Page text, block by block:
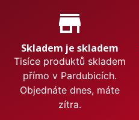
Proč nakupovat u nás?
store_mall_directory
Skladem je skladem
Tisíce produktů skladem
přímo v Pardubicích.
Objednáte dnes, máte
zítra.